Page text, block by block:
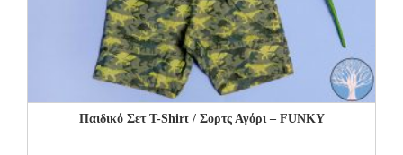
Παιδικό Σετ Τ-Shirt / Σορτς Αγόρι – FUNKY